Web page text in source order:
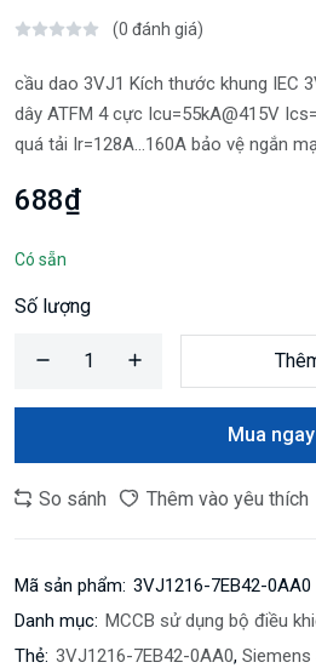
(0 đánh giá)
cầu dao 3VJ1 Kích thước khung IEC
dây ATFM 4 cực Icu=55kA@415V
quá tải Ir=128A...160A bảo vệ ngắn
688₫
Có sẵn
Số lượng
Mua ngay
So sánh Thêm vào yêu thích
Mã sản phẩm: 3VJ1216-7EB42-0AA0
Danh mục: MCCB sử dụng bộ điều
Thẻ: 3VJ1216-7EB42-0AA0, Siemens